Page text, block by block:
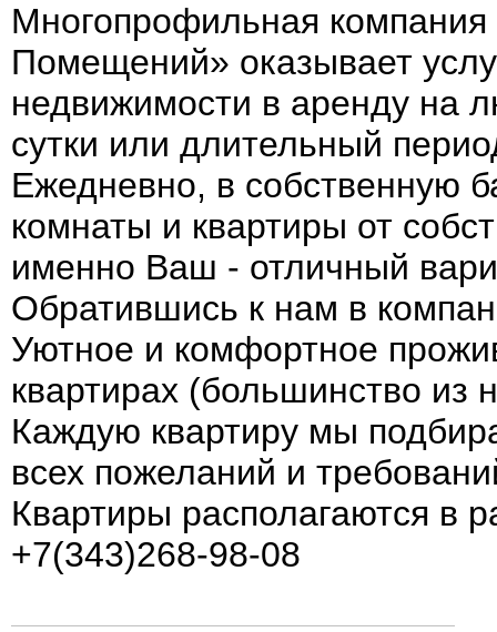
Многопрофильная компания
Помещений» оказывает
недвижимости в аренду на
сутки или длительный
Ежедневно, в собственную
комнаты и квартиры от
именно Ваш - отличный
Обратившись к нам в
Уютное и комфортное
квартирах (большинство из
Каждую квартиру мы
всех пожеланий и
Квартиры располагаются в
+7(343)268-98-08